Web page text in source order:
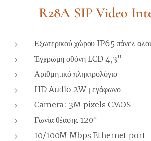
R28A SIP Video
Εξωτερικού χώρου IP65 πάνελ
Έγχρωμη οθόνη LCD 4,3"
Αριθμητικό πληκτρολόγιο
HD Audio 2W μεγάφωνο
Camera: 3M pixels CMOS
Γωνία θέασης 120°
10/100M Mbps Ethernet port